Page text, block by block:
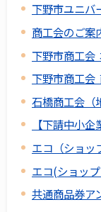
下野市ユニバ
商工会のご案
下野市商工会
下野市商工会
石橋商工会（
【下請中小
エコ（ショッ
エコ(ショッ
共通商品券ア